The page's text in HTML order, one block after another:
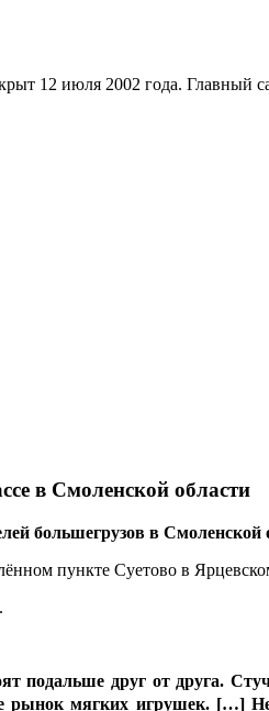
12 июля 2002 года. Главный
в Смоленской области
большегрузов в
пункте Суетово в
друг от друга.
рынок мягких игрушек. […]